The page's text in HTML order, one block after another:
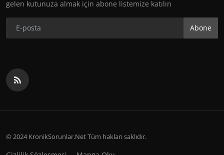
gelen kutunuza almak için abone listemize katılın
Abone
© 2024 KronikSorunlar.Net Tüm hakları saklıdır.